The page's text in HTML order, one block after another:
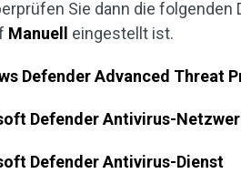
Sie dann die
Manuell eingestellt ist.
Defender Advanced Threat
Defender Antivirus-
Defender Antivirus-Dienst